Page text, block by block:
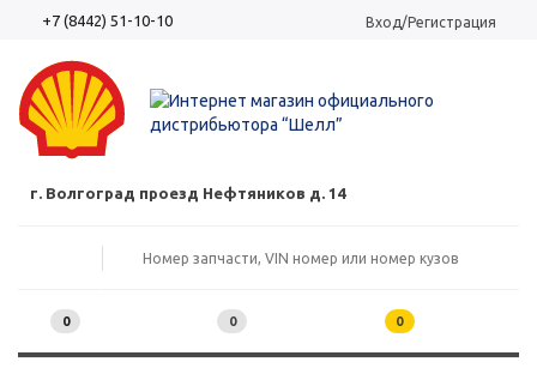
+7 (8442) 51-10-10 Вход/Регистрация
г. Волгоград проезд Нефтяников д. 14
0 0 0